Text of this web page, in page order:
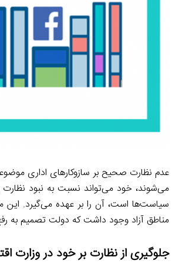
عدم نظارت صحیح بر سازوکارهای اداری
می‌شوند، خود می‌تواند نسبت به نبود
سیاست‌ها است، آن را بر عهده می‌گیرد. این
مناطق آزاد وجود داشت که دولت تصمیم به
جلوگیری از نظارت بر خود در وزارت